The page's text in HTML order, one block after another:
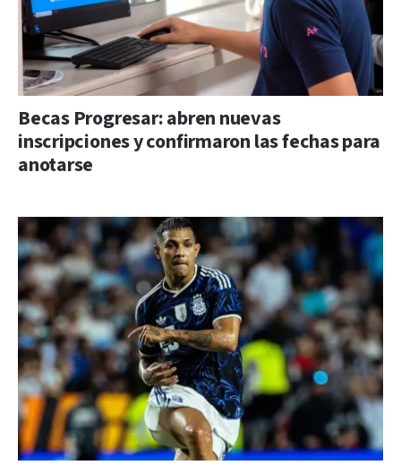
Becas Progresar: abren nuevas
inscripciones y confirmaron las fechas para
anotarse